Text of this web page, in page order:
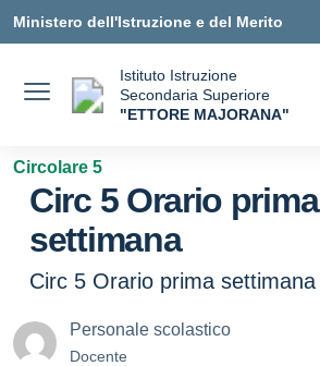
Ministero dell'Istruzione e del Merito
Istituto Istruzione
Secondaria Superiore
"ETTORE MAJORANA"
Circolare 5
Circ 5 Orario prima
settimana
Circ 5 Orario prima settimana
Personale scolastico
Docente